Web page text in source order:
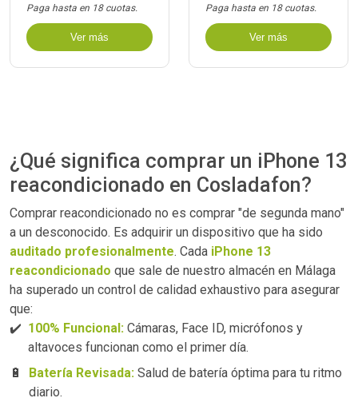
Paga hasta en 18 cuotas.
Ver más
Paga hasta en 18 cuotas.
Ver más
¿Qué significa comprar un iPhone 13
reacondicionado en Cosladafon?
Comprar reacondicionado no es comprar "de segunda mano"
a un desconocido. Es adquirir un dispositivo que ha sido
auditado profesionalmente. Cada iPhone 13
reacondicionado que sale de nuestro almacén en Málaga
ha superado un control de calidad exhaustivo para asegurar
que:
✔️ 100% Funcional: Cámaras, Face ID, micrófonos y
altavoces funcionan como el primer día.
🔋
Batería Revisada: Salud de batería óptima para tu ritmo
diario.